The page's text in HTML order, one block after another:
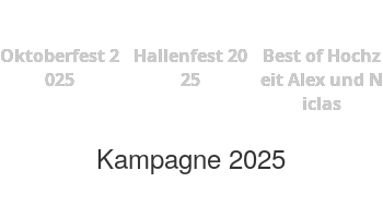
Oktoberfest 2
025
Hallenfest 20
25
Best of Hochz
eit Alex und N
iclas
Kampagne 2025